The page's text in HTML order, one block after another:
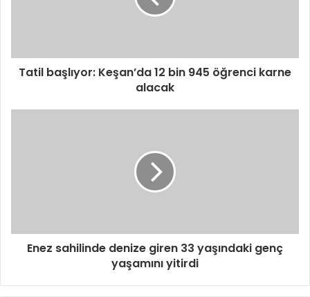
Tatil başlıyor: Keşan’da 12 bin 945 öğrenci karne
alacak
Enez sahilinde denize giren 33 yaşındaki genç
yaşamını yitirdi